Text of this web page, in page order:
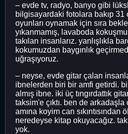
– evde tv, radyo, banyo gibi
bilgisayardaki fotolara bakıp 31
oyunları oynamak için sıra
yıkanmamış, lavaboda
takılan insanlarız. yanlışlıkla
kokumuzdan baygınlık
uğraşıyoruz.
– neyse, evde gitar çalan
ibnelerden biri bir amfi getirdi.
almış ibne. iki üç tıngırdattık
taksim'e çıktı. ben de
amına koyim can sıkıntısından
neredeyse kitap okuyacağız.
yok.